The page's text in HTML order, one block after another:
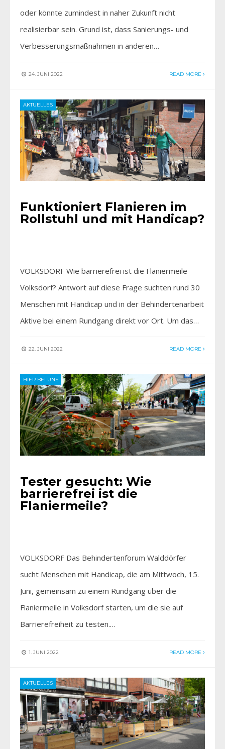
oder könnte zumindest in naher Zukunft nicht
realisierbar sein. Grund ist, dass Sanierungs- und
Verbesserungsmaßnahmen in anderen…
24. JUNI 2022 READ MORE
AKTUELLES
Funktioniert Flanieren im
Rollstuhl und mit Handicap?
VOLKSDORF Wie barrierefrei ist die Flaniermeile
Volksdorf? Antwort auf diese Frage suchten rund 30
Menschen mit Handicap und in der Behindertenarbeit
Aktive bei einem Rundgang direkt vor Ort. Um das…
22. JUNI 2022 READ MORE
HIER BEI UNS
Tester gesucht: Wie
barrierefrei ist die
Flaniermeile?
VOLKSDORF Das Behindertenforum Walddörfer
sucht Menschen mit Handicap, die am Mittwoch, 15.
Juni, gemeinsam zu einem Rundgang über die
Flaniermeile in Volksdorf starten, um die sie auf
Barrierefreiheit zu testen.…
1. JUNI 2022 READ MORE
AKTUELLES